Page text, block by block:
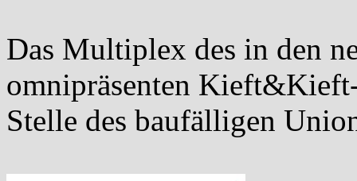
Das Multiplex des in den
omnipräsenten
Stelle des baufälligen